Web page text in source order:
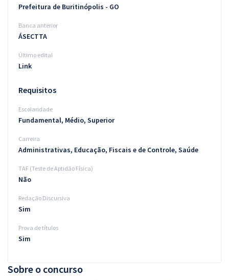
Blog
Aprovados
Atendimento
Sobre o concurso
Prefeitura de Buritinópolis - GO
Banca anterior
ÁSECTTA
Último edital
Link
Requisitos
Escolaridade
Fundamental, Médio, Superior
Carreira
Administrativas, Educação, Fiscais e de Controle, Saúde
TAF (Teste de Aptidão Física)
Não
Redação Discursiva
Sim
Prova de títulos
Sim